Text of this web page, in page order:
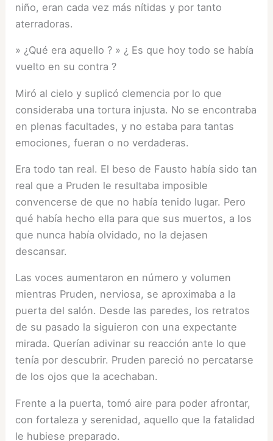
niño, eran cada vez más nítidas y por tanto
aterradoras.
» ¿Qué era aquello ? » ¿ Es que hoy todo se había
vuelto en su contra ?
Miró al cielo y suplicó clemencia por lo que
consideraba una tortura injusta. No se encontraba
en plenas facultades, y no estaba para tantas
emociones, fueran o no verdaderas.
Era todo tan real. El beso de Fausto había sido tan
real que a Pruden le resultaba imposible
convencerse de que no había tenido lugar. Pero
qué había hecho ella para que sus muertos, a los
que nunca había olvidado, no la dejasen
descansar.
Las voces aumentaron en número y volumen
mientras Pruden, nerviosa, se aproximaba a la
puerta del salón. Desde las paredes, los retratos
de su pasado la siguieron con una expectante
mirada. Querían adivinar su reacción ante lo que
tenía por descubrir. Pruden pareció no percatarse
de los ojos que la acechaban.
Frente a la puerta, tomó aire para poder afrontar,
con fortaleza y serenidad, aquello que la fatalidad
le hubiese preparado.